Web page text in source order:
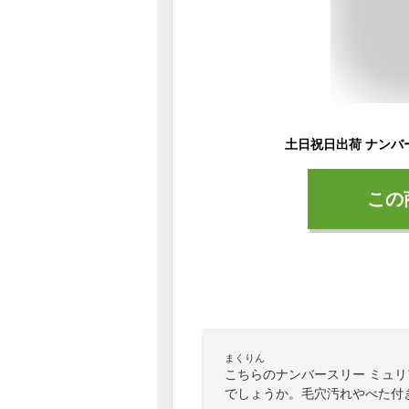
こ
まくりん
こちらのナンバースリー ミュ
でしょうか。毛穴汚れやべた